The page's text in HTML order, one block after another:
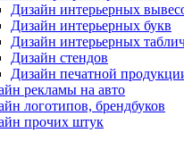
Дизайн интерьерных
Дизайн интерьерных букв
Дизайн интерьерных
Дизайн стендов
Дизайн печатной
рекламы на авто
логотипов, брендбуков
прочих штук